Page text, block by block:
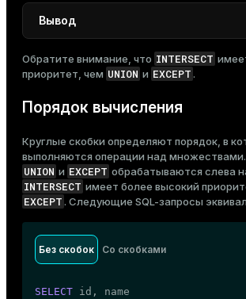
Вывод
id |       name
----+-------------------
  4 | Desk lamp
  1 | Wireless mouse
  5 | Smartphone
(5 rows)
Обратите внимание, что INTERSECT
приоритет, чем UNION и EXCEPT .
Порядок вычисления
Круглые скобки определяют порядок, в
выполняются операции над множествами.
UNION и EXCEPT обрабатываются слева
INTERSECT имеет более высокий
EXCEPT . Следующие SQL-запросы
Без скобок
SELECT
Со скобками